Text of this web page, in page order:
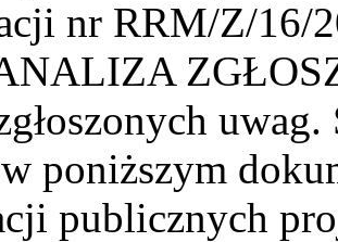
nr RRM/Z/16/
poniższym
publicznych